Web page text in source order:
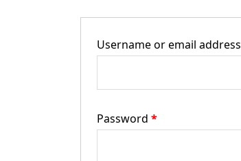
Username or email address
Password *